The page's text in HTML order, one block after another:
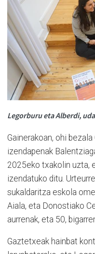
Legorburu eta Alberdi,
Gainerakoan, ohi
izendapenak
2025eko txakolin uzta,
izendatuko ditu.
sukaldaritza eskola
Aiala, eta Donostiako
aurrenak, eta 50,
Gaztetxeak hainbat